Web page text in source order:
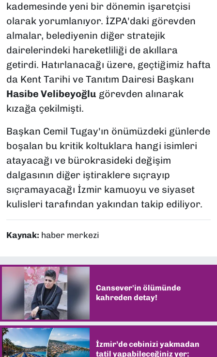
kademesinde yeni bir dönemin işaretçisi
olarak yorumlanıyor. İZPA'daki görevden
almalar, belediyenin diğer stratejik
dairelerindeki hareketliliği de akıllara
getirdi. Hatırlanacağı üzere, geçtiğimiz hafta
da Kent Tarihi ve Tanıtım Dairesi Başkanı
Hasibe Velibeyoğlu görevden alınarak
kızağa çekilmişti.
Başkan Cemil Tugay'ın önümüzdeki günlerde
boşalan bu kritik koltuklara hangi isimleri
atayacağı ve bürokrasideki değişim
dalgasının diğer iştiraklere sıçrayıp
sıçramayacağı İzmir kamuoyu ve siyaset
kulisleri tarafından yakından takip ediliyor.
Kaynak: haber merkezi
Cansever'in ölümünde
kahreden detay!
İzmir’de cebinizi yakmadan
tatil yapabileceğiniz yer: